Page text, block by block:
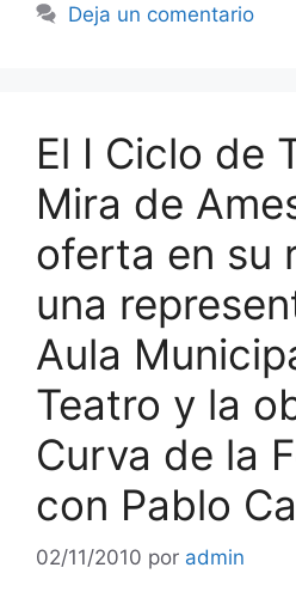
Deja un comentario
El I Ciclo de
Mira de
oferta en su
una
Aula
Teatro y la
Curva de la
con Pablo
02/11/2010 por admin